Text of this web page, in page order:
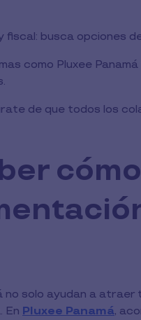
fiscal: busca opciones
como Pluxee
de que todos los
no solo ayudan a
En Pluxee Panamá,